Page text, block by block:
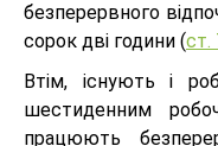
безперервного
сорок дві години (ст.
Втім, існують і
шестиденним
працюють